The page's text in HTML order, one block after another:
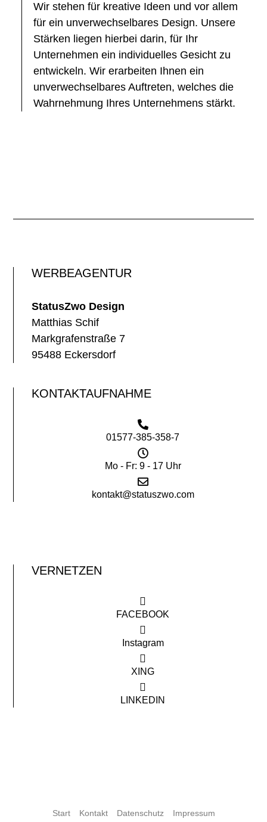
Wir stehen für kreative Ideen und vor allem
für ein unverwechselbares Design. Unsere
Stärken liegen hierbei darin, für Ihr
Unternehmen ein individuelles Gesicht zu
entwickeln. Wir erarbeiten Ihnen ein
unverwechselbares Auftreten, welches die
Wahrnehmung Ihres Unternehmens stärkt.
WERBEAGENTUR
StatusZwo Design
Matthias Schif
Markgrafenstraße 7
95488 Eckersdorf
KONTAKTAUFNAHME
01577-385-358-7
Mo - Fr: 9 - 17 Uhr
kontakt@statuszwo.com
VERNETZEN
FACEBOOK
Instagram
XING
LINKEDIN
Start Kontakt Datenschutz Impressum